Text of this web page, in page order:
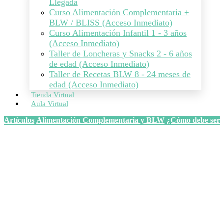
Llegada
Curso Alimentación Complementaria +
BLW / BLISS (Acceso Inmediato)
Curso Alimentación Infantil 1 - 3 años
(Acceso Inmediato)
Taller de Loncheras y Snacks 2 - 6 años
de edad (Acceso Inmediato)
Taller de Recetas BLW 8 - 24 meses de
edad (Acceso Inmediato)
Tienda Virtual
Aula Virtual
Artículos Alimentación Complementaria y BLW ¿Cómo debe